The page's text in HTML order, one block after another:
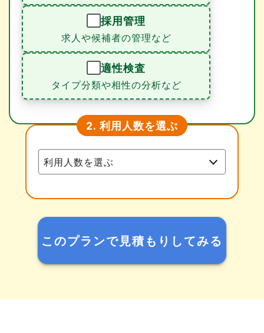
採用管理
求人や候補者の管理など
適性検査
タイプ分類や相性の分析など
2. 利用人数を選ぶ
このプランで見積もりしてみる